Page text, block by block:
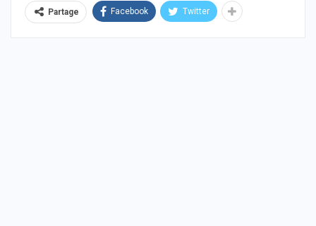
Partage Facebook Twitter